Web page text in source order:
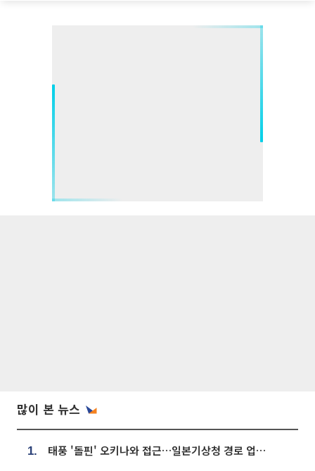
많이 본 뉴스
1. 태풍 '돌핀' 오키나와 접근…일본기상청 경로 업데이트